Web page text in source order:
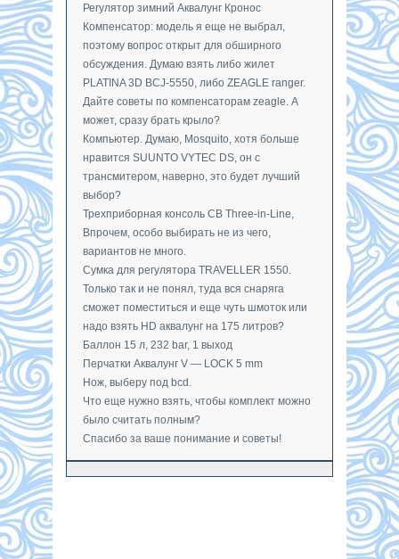
Регулятор зимний Аквалунг Кронос
Компенсатор: модель я еще не выбрал,
поэтому вопрос открыт для обширного
обсуждения. Думаю взять либо жилет
PLATINA 3D BCJ-5550, либо ZEAGLE ranger.
Дайте советы по компенсаторам zeagle. А
может, сразу брать крыло?
Компьютер. Думаю, Mosquito, хотя больше
нравится SUUNTO VYTEC DS, он с
трансмитером, наверно, это будет лучший
выбор?
Трехприборная консоль СB Three-in-Line,
Впрочем, особо выбирать не из чего,
вариантов не много.
Сумка для регулятора TRAVELLER 1550.
Только так и не понял, туда вся снаряга
сможет поместиться и еще чуть шмоток или
надо взять HD аквалунг на 175 литров?
Баллон 15 л, 232 bar, 1 выход
Перчатки Аквалунг V — LOCK 5 mm
Нож, выберу под bcd.
Что еще нужно взять, чтобы комплект можно
было считать полным?
Спасибо за ваше понимание и советы!